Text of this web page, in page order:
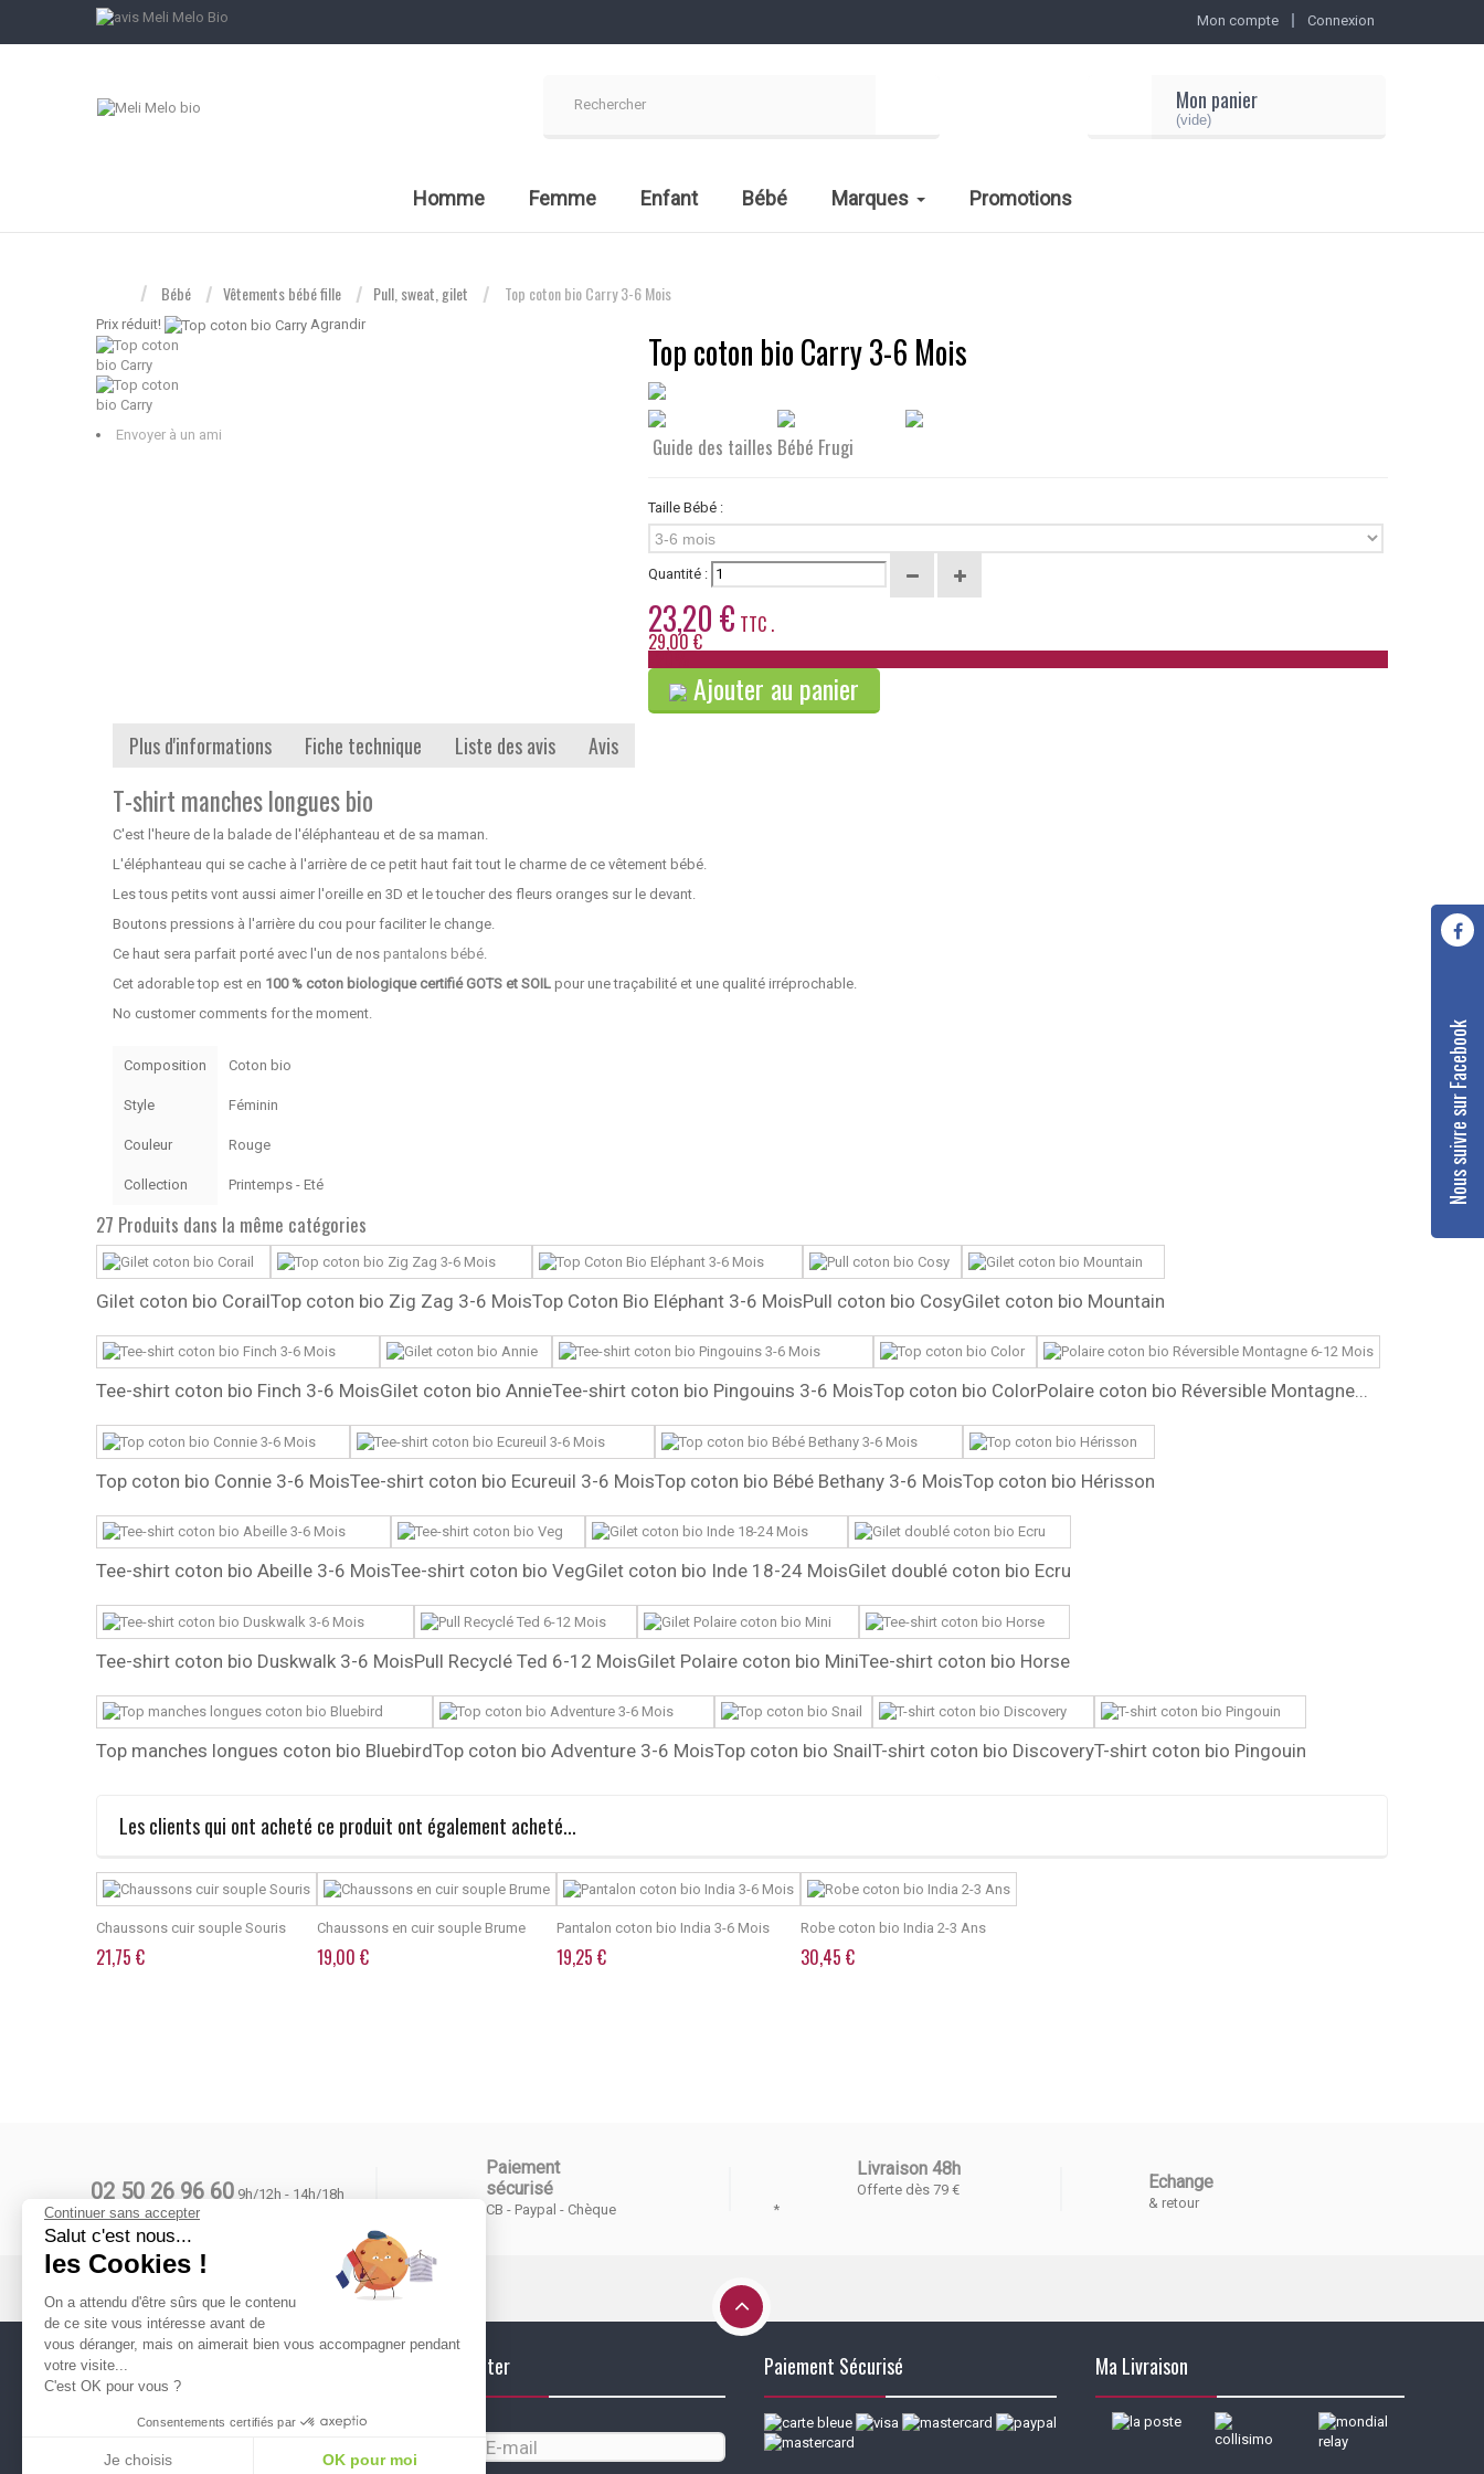
Nous suivre sur Facebook
Mon compte Connexion
Mon panier
(vide)
Homme Femme Enfant Bébé Marques Promotions
Bébé Vêtements bébé fille Pull, sweat, gilet Top coton bio Carry 3-6 Mois
Prix ​​réduit! Agrandir
Envoyer à un ami
Top coton bio Carry 3-6 Mois
Guide des tailles Bébé Frugi
Taille Bébé :
3-6 mois
Quantité :
23,20 € TTC .
29,00 €
-20%
Ajouter au panier
Plus d'informations Fiche technique Liste des avis Avis
T-shirt manches longues bio
C'est l'heure de la balade de l'éléphanteau et de sa maman.
L'éléphanteau qui se cache à l'arrière de ce petit haut fait tout le charme de ce vêtement bébé.
Les tous petits vont aussi aimer l'oreille en 3D et le toucher des fleurs oranges sur le devant.
Boutons pressions à l'arrière du cou pour faciliter le change.
Ce haut sera parfait porté avec l'un de nos pantalons bébé.
Cet adorable top est en 100 % coton biologique certifié GOTS et SOIL pour une traçabilité et une qualité irréprochable.
No customer comments for the moment.
Composition Coton bio
Style Féminin
Couleur Rouge
Collection Printemps - Eté
27 Produits dans la même catégories
Gilet coton bio CorailTop coton bio Zig Zag 3-6 MoisTop Coton Bio Eléphant 3-6 MoisPull coton bio CosyGilet coton bio Mountain
Tee-shirt coton bio Finch 3-6 MoisGilet coton bio AnnieTee-shirt coton bio Pingouins 3-6 MoisTop coton bio ColorPolaire coton bio Réversible Montagne...
Top coton bio Connie 3-6 MoisTee-shirt coton bio Ecureuil 3-6 MoisTop coton bio Bébé Bethany 3-6 MoisTop coton bio Hérisson
Tee-shirt coton bio Abeille 3-6 MoisTee-shirt coton bio VegGilet coton bio Inde 18-24 MoisGilet doublé coton bio Ecru
Tee-shirt coton bio Duskwalk 3-6 MoisPull Recyclé Ted 6-12 MoisGilet Polaire coton bio MiniTee-shirt coton bio Horse
Top manches longues coton bio BluebirdTop coton bio Adventure 3-6 MoisTop coton bio SnailT-shirt coton bio DiscoveryT-shirt coton bio Pingouin
Les clients qui ont acheté ce produit ont également acheté...
Chaussons cuir souple Souris
21,75 €
Chaussons en cuir souple Brume
19,00 €
Pantalon coton bio India 3-6 Mois
19,25 €
Robe coton bio India 2-3 Ans
30,45 €
02 50 26 96 60 9h/12h - 14h/18h
Paiement
sécurisé
CB - Paypal - Chèque
Livraison 48h
Offerte dès 79 €
*
Echange
& retour
Suivez nous ! Newsletter Paiement Sécurisé Ma Livraison
Continuer sans accepter
Salut c'est nous...
les Cookies !
On a attendu d'être sûrs que le contenu
de ce site vous intéresse avant de
vous déranger, mais on aimerait bien vous accompagner pendant
votre visite...
C'est OK pour vous ?
Consentements certifiés par
Je choisis OK pour moi